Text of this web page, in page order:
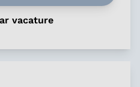
vacature